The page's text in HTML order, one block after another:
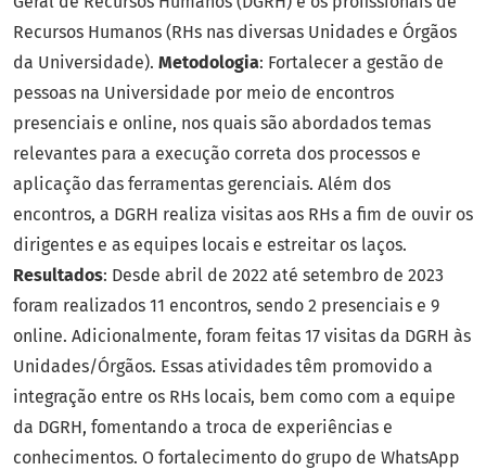
Recursos Humanos (RHs nas diversas Unidades e Órgãos
da Universidade). Metodologia: Fortalecer a gestão de
pessoas na Universidade por meio de encontros
presenciais e online, nos quais são abordados temas
relevantes para a execução correta dos processos e
aplicação das ferramentas gerenciais. Além dos
encontros, a DGRH realiza visitas aos RHs a fim de ouvir os
dirigentes e as equipes locais e estreitar os laços.
Resultados: Desde abril de 2022 até setembro de 2023
foram realizados 11 encontros, sendo 2 presenciais e 9
online. Adicionalmente, foram feitas 17 visitas da DGRH às
Unidades/Órgãos. Essas atividades têm promovido a
integração entre os RHs locais, bem como com a equipe
da DGRH, fomentando a troca de experiências e
conhecimentos. O fortalecimento do grupo de WhatsApp